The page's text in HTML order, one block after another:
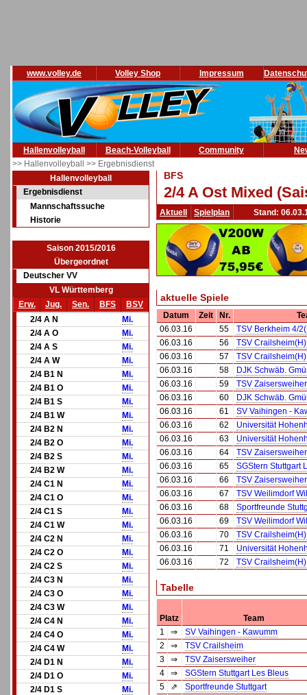
www.volley.de Volley Shop Impressum
Hallenvolleyball Beach-Volleyball Community
>> Hallenvolleyball >> Ergebnisdienst
Hallenvolleyball
Ergebnisdienst
Mannschaftssuche
Historie
Saison 2015/2016
Übergeordnet
Deutscher VV
VL Württemberg
Erw.
Jug. Sen. BFS
BSV
2/4 A N
Mi.
2/4 A O
Mi.
2/4 A S
Mi.
2/4 A W
Mi.
2/4 B1 N
Mi.
2/4 B1 O
Mi.
2/4 B1 S
Mi.
2/4 B1 W
Mi.
2/4 B2 N
Mi.
2/4 B2 O
Mi.
2/4 B2 S
Mi.
2/4 B2 W
Mi.
2/4 C1 N
Mi.
2/4 C1 O
Mi.
2/4 C1 S
Mi.
2/4 C1 W
Mi.
2/4 C2 N
Mi.
2/4 C2 O
Mi.
2/4 C2 S
Mi.
2/4 C3 N
Mi.
2/4 C3 O
Mi.
2/4 C3 W
Mi.
2/4 C4 N
Mi.
2/4 C4 O
Mi.
2/4 C4 W
Mi.
2/4 D1 N
Mi.
2/4 D1 O
Mi.
2/4 D1 S
Mi.
BFS
2/4 A Ost Mixed
Aktuell Spielplan Stand:
aktuelle Spiele
Datum Zeit Nr.
06.03.16
55
TSV Berkheim 4/
06.03.16
56
TSV Crailsheim(H)
06.03.16
57
TSV Crailsheim(H)
06.03.16
58
DJK Schwäb.
06.03.16
59
TSV
06.03.16
60
DJK Schwäb.
06.03.16
61
SV Vaihingen -
06.03.16
62
Universität
06.03.16
63
Universität
06.03.16
64
TSV
06.03.16
65
SGStern Stuttgart
06.03.16
66
TSV
06.03.16
67
TSV Weilimdorf
06.03.16
68
Sportfreunde
06.03.16
69
TSV Weilimdorf
06.03.16
70
TSV Crailsheim(H)
06.03.16
71
Universität
06.03.16
72 TSV Crailsheim(H)
Tabelle
Platz
Team
1
⇒
SV Vaihingen - Kawumm
2
⇒
TSV Crailsheim
3
⇒
TSV Zaisersweiher
4
⇒
SGStern Stuttgart Les Bleus
5
⇗
Sportfreunde Stuttgart